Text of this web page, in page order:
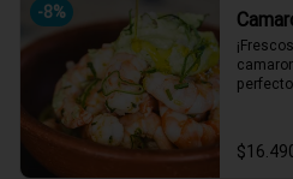
*El
en su
-8%
que le